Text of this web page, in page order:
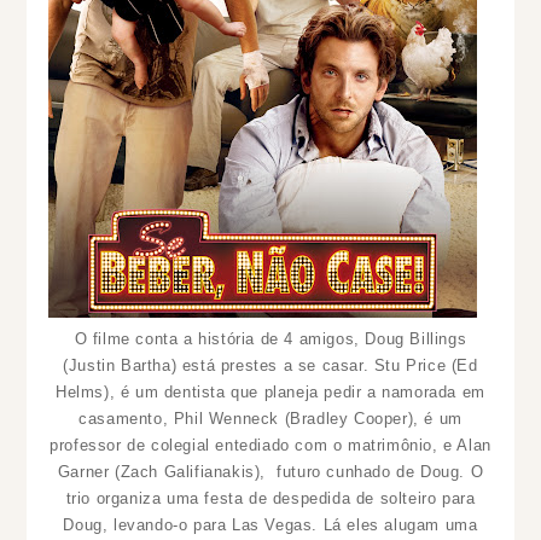
O filme conta a história de 4 amigos, Doug Billings
(Justin Bartha) está prestes a se casar. Stu Price (Ed
Helms), é um dentista que planeja pedir a namorada em
casamento, Phil Wenneck (Bradley Cooper), é um
professor de colegial entediado com o matrimônio, e Alan
Garner (Zach Galifianakis), futuro cunhado de Doug. O
trio organiza uma festa de despedida de solteiro para
Doug, levando-o para Las Vegas. Lá eles alugam uma